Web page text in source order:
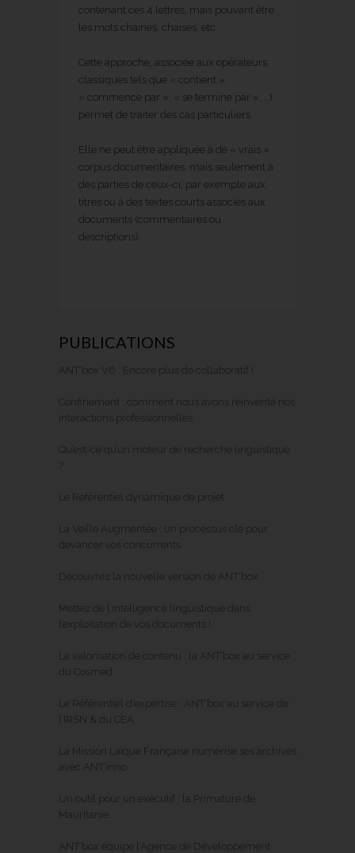
contenant ces 4 lettres, mais pouvant être
les mots chaines, chaises, etc.
Cette approche, associée aux opérateurs
classiques tels que « contient »,
« commence par », « se termine par », …)
permet de traiter des cas particuliers.
Elle ne peut être appliquée à de « vrais »
corpus documentaires, mais seulement à
des parties de ceux-ci, par exemple aux
titres ou à des textes courts associés aux
documents (commentaires ou
descriptions).
PUBLICATIONS
ANT’box V6 : Encore plus de collaboratif !
Confinement : comment nous avons réinventé nos
interactions professionnelles
Qu’est-ce qu’un moteur de recherche linguistique
Le Référentiel dynamique de projet
La Veille Augmentée : un processus clé pour
devancer vos concurrents
Découvrez la nouvelle version de ANT’box
Mettez de l’intelligence linguistique dans
l’exploitation de vos documents !
La valorisation de contenu : la ANT’box au service
du Cosmed
Le Référentiel d’expertise : ANT’box au service de
l’IRSN & du CEA
La Mission Laïque Française numérise ses archives
avec ANT’inno
Un outil pour un exécutif : la Primature de
Mauritanie
ANT’box équipe l’Agence de Développement